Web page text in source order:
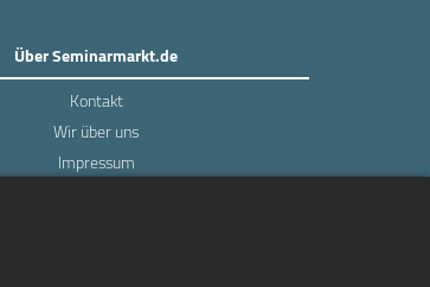
Über Seminarmarkt.de
Kontakt
Wir über uns
Impressum